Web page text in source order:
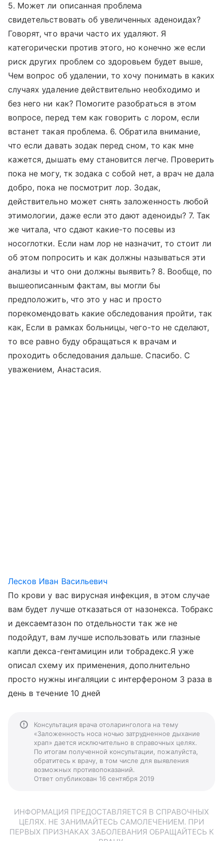
5. Может ли описанная проблема
свидетельствовать об увеличенных аденоидах?
Говорят, что врачи часто их удаляют. Я
категорически против этого, но конечно же если
риск других проблем со здоровьем будет выше,
Чем вопрос об удалении, то хочу понимать в каких
случаях удаление действительно необходимо и
без него ни как? Помогите разобраться в этом
вопросе, перед тем как говорить с лором, если
встанет такая проблема. 6. Обратила внимание,
что если давать зодак перед сном, то как мне
кажется, дышать ему становится легче. Проверить
пока не могу, тк зодака с собой нет, а врач не дала
добро, пока не посмотрит лор. Зодак,
действительно может снять заложенность любой
этимологии, даже если это дают аденоиды? 7. Так
же читала, что сдают какие-то посевы из
носоглотки. Если нам лор не назначит, то стоит ли
об этом попросить и как должны называться эти
анализы и что они должны выявить? 8. Вообще, по
вышеописанным фактам, вы могли бы
предположить, что это у нас и просто
порекомендовать какие обследования пройти, так
как, Если в рамках больницы, чего-то не сделают,
то все равно буду обращаться к врачам и
проходить обследования дальше. Спасибо. С
уважением, Анастасия.
Лесков Иван Васильевич
По крови у вас вирусная инфекция, в этом случае
вам будет лучше отказаться от назонекса. Тобракс
и дексаемтазон по отдельности так же не
подойдут, вам лучше использовать или глазные
капли декса-гентамицин или тобрадекс.Я уже
описал схему их применения, дополнительно
просто нужны ингаляции с интерфероном 3 раза в
день в течение 10 дней
Консультация врача отоларинголога на тему
«Заложенность носа ночью затрудненное дыхание
храп» дается исключительно в справочных целях.
По итогам полученной консультации, пожалуйста,
обратитесь к врачу, в том числе для выявления
возможных противопоказаний.
Ответ опубликован 16 сентября 2019
ИНФОРМАЦИЯ ПРЕДОСТАВЛЯЕТСЯ В СПРАВОЧНЫХ
ЦЕЛЯХ. НЕ ЗАНИМАЙТЕСЬ САМОЛЕЧЕНИЕМ. ПРИ
ПЕРВЫХ ПРИЗНАКАХ ЗАБОЛЕВАНИЯ ОБРАЩАЙТЕСЬ К